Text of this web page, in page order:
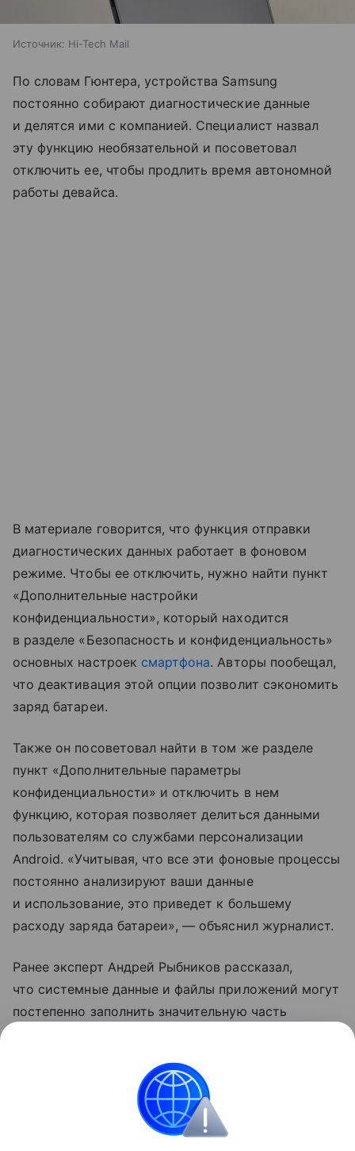
Источник: Hi-Tech Mail
По словам Гюнтера, устройства Samsung
постоянно собирают диагностические данные
и делятся ими с компанией. Специалист назвал
эту функцию необязательной и посоветовал
отключить ее, чтобы продлить время автономной
работы девайса.
В материале говорится, что функция отправки
диагностических данных работает в фоновом
режиме. Чтобы ее отключить, нужно найти пункт
«Дополнительные настройки
конфиденциальности», который находится
в разделе «Безопасность и конфиденциальность»
основных настроек смартфона. Авторы пообещал,
что деактивация этой опции позволит сэкономить
заряд батареи.
Также он посоветовал найти в том же разделе
пункт «Дополнительные параметры
конфиденциальности» и отключить в нем
функцию, которая позволяет делиться данными
пользователям со службами персонализации
Android. «Учитывая, что все эти фоновые процессы
постоянно анализируют ваши данные
и использование, это приведет к большему
расходу заряда батареи», — объяснил журналист.
Ранее эксперт Андрей Рыбников рассказал,
что системные данные и файлы приложений могут
постепенно заполнить значительную часть